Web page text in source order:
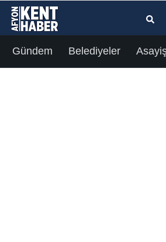
Gündem Belediyeler